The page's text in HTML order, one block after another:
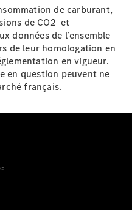
de carburant,
de CO2 et
données de l’ensemble
de leur homologation en
en vigueur.
en question peuvent ne
français.